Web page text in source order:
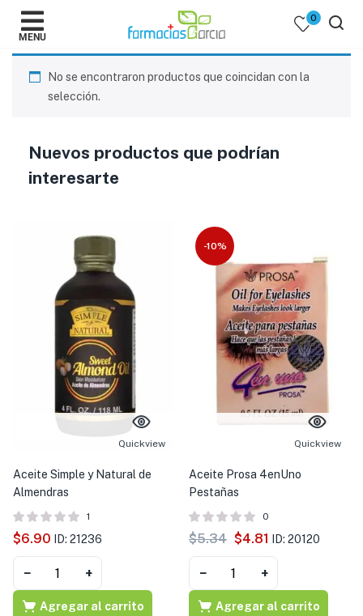
y Suplementos )
MENU
0
No se encontraron productos que coincidan con la
selección.
Nuevos productos que podrían
interesarte
Quickview
Aceite Simple y Natural de
Almendras
1
$6.90 ID: 21236
− +
Agregar al carrito
-10%
Quickview
Aceite Prosa 4enUno
Pestañas
0
$5.34 $4.81 ID: 20120
− +
Agregar al carrito